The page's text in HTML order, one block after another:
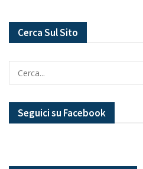
Cerca Sul Sito
Seguici su Facebook